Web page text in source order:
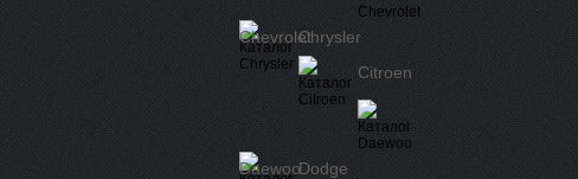
ChevroletChrysler
Citroen
DaewooDodge